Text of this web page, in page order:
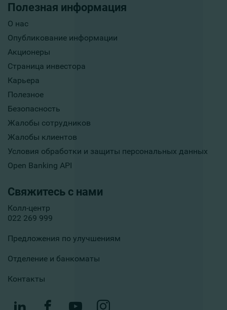
Полезная информация
О нас
Опубликование информации
Акционеры
Страница инвестора
Карьера
Полезное
Безопасность
Жалобы сотрудников
Жалобы клиентов
Условия обработки и защиты персональных данных
Open Banking API
Свяжитесь с нами
Колл-центр
022 269 999
Предложения по улучшениям
Отделение и банкоматы
Контакты